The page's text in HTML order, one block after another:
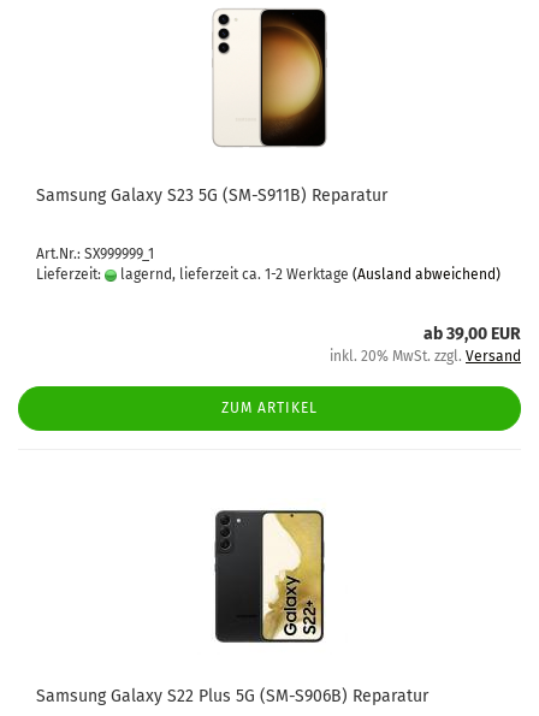
Sam­sung Ga­la­xy S23 5G (SM-​S911B) Re­pa­ra­tur
Art.Nr.: SX999999_1
Lieferzeit:
lagernd, lieferzeit ca. 1-2 Werktage (Ausland abweichend)
ab 39,00 EUR
inkl. 20% MwSt. zzgl. Versand
ZUM ARTIKEL
Sam­sung Ga­la­xy S22 Plus 5G (SM-​S906B) Re­pa­ra­tur